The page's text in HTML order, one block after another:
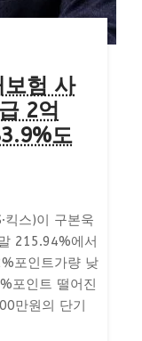
보험 사
2억
도
킥스)이 구본욱
215.94%에서
포인트가량 낮
포인트 떨어진
만원의 단기